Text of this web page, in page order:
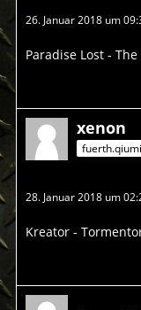
26. Januar 2018 um
Paradise Lost -
xenon
28. Januar 2018 um
Kreator -